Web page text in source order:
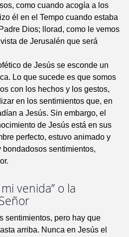
como cuando acogía a los
él en el Tempo cuando estaba
Dios; llorad, como le vemos
de Jerusalén que será
de Jesús se esconde un
Lo que sucede es que somos
con los hechos y los gestos,
en los sentimientos que, en
a Jesús. Sin embargo, el
de Jesús está en sus
perfecto, estuvo animado y
sentimientos,
venida” o la
sentimientos, pero hay que
arriba. Nunca en Jesús el